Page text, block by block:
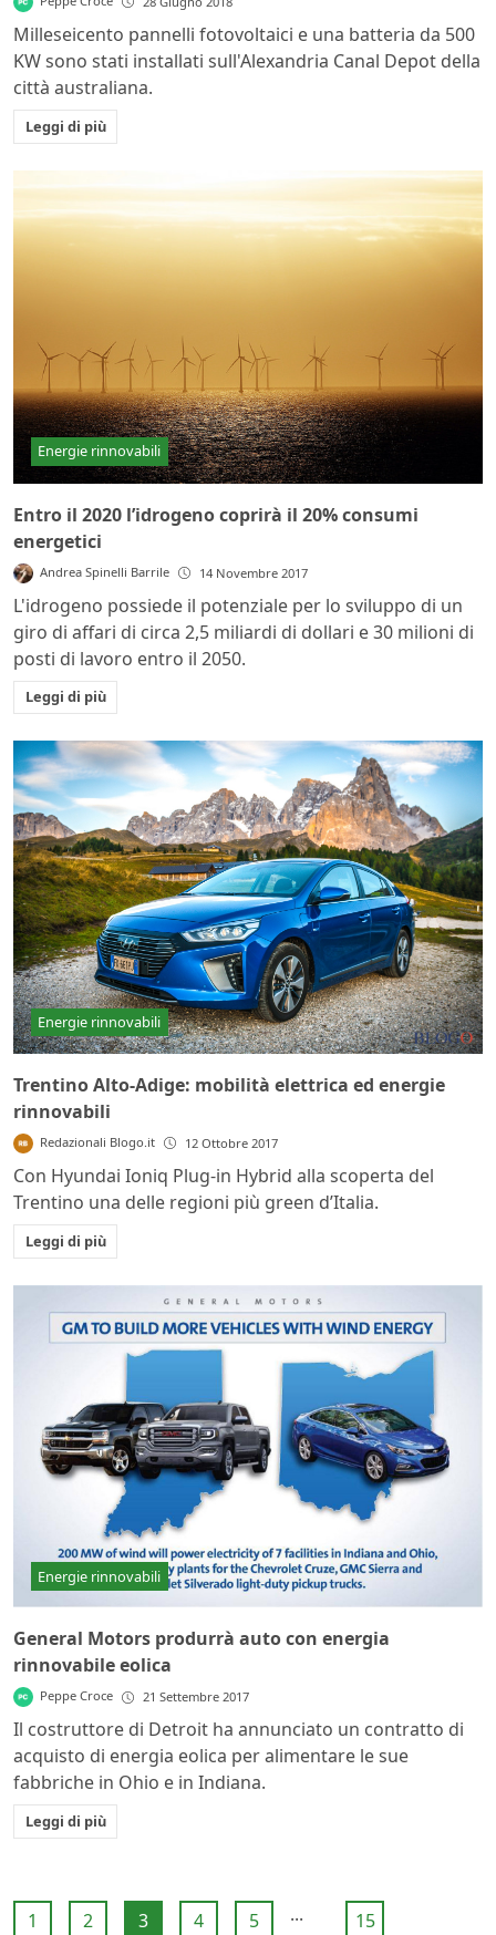
Milleseicento pannelli fotovoltaici e una batteria da 500
KW sono stati installati sull'Alexandria Canal Depot della
città australiana.
Leggi di più
Energie rinnovabili
Entro il 2020 l’idrogeno coprirà il 20% consumi
energetici
Andrea Spinelli Barrile 14 Novembre 2017
L'idrogeno possiede il potenziale per lo sviluppo di un
giro di affari di circa 2,5 miliardi di dollari e 30 milioni di
posti di lavoro entro il 2050.
Leggi di più
Energie rinnovabili
Trentino Alto-Adige: mobilità elettrica ed energie
rinnovabili
Redazionali Blogo.it 12 Ottobre 2017
Con Hyundai Ioniq Plug-in Hybrid alla scoperta del
Trentino una delle regioni più green d’Italia.
Leggi di più
Energie rinnovabili
General Motors produrrà auto con energia
rinnovabile eolica
Peppe Croce 21 Settembre 2017
Il costruttore di Detroit ha annunciato un contratto di
acquisto di energia eolica per alimentare le sue
fabbriche in Ohio e in Indiana.
Leggi di più
1 2 3 4 5 ... 15